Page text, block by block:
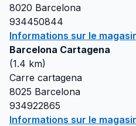
8020 Barcelona
934450844
Informations sur le
Barcelona Cartagena
(1.4 km)
Carre cartagena
8025 Barcelona
934922865
Informations sur le